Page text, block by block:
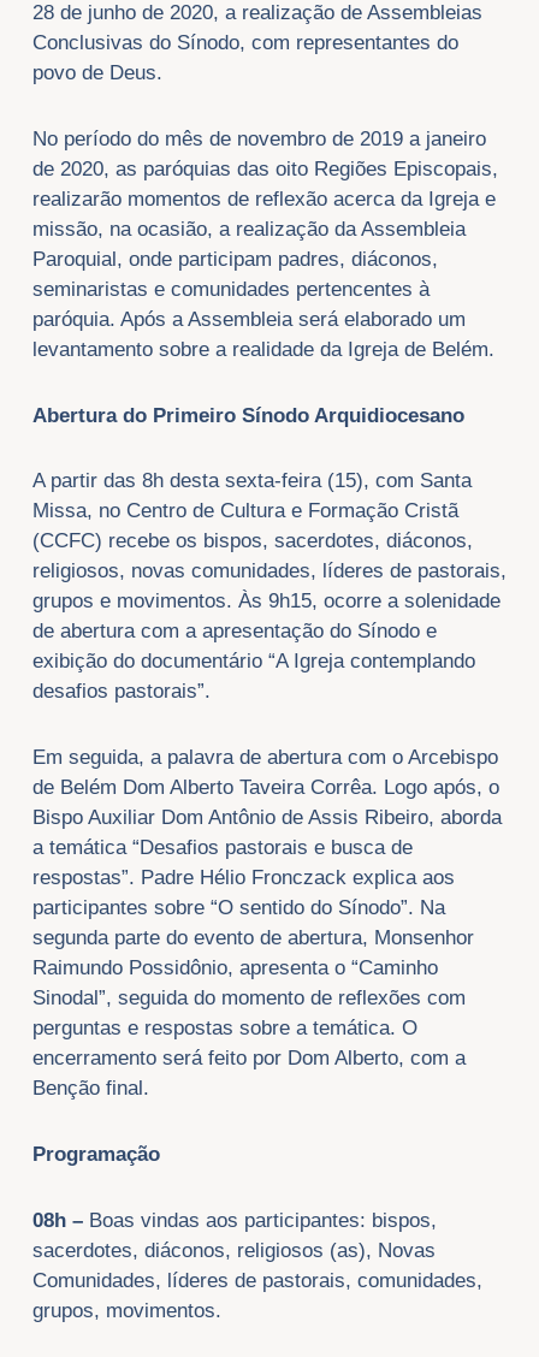
28 de junho de 2020, a realização de Assembleias
Conclusivas do Sínodo, com representantes do
povo de Deus.
No período do mês de novembro de 2019 a janeiro
de 2020, as paróquias das oito Regiões Episcopais,
realizarão momentos de reflexão acerca da Igreja e
missão, na ocasião, a realização da Assembleia
Paroquial, onde participam padres, diáconos,
seminaristas e comunidades pertencentes à
paróquia. Após a Assembleia será elaborado um
levantamento sobre a realidade da Igreja de Belém.
Abertura do Primeiro Sínodo Arquidiocesano
A partir das 8h desta sexta-feira (15), com Santa
Missa, no Centro de Cultura e Formação Cristã
(CCFC) recebe os bispos, sacerdotes, diáconos,
religiosos, novas comunidades, líderes de pastorais,
grupos e movimentos. Às 9h15, ocorre a solenidade
de abertura com a apresentação do Sínodo e
exibição do documentário “A Igreja contemplando
desafios pastorais”.
Em seguida, a palavra de abertura com o Arcebispo
de Belém Dom Alberto Taveira Corrêa. Logo após, o
Bispo Auxiliar Dom Antônio de Assis Ribeiro, aborda
a temática “Desafios pastorais e busca de
respostas”. Padre Hélio Fronczack explica aos
participantes sobre “O sentido do Sínodo”. Na
segunda parte do evento de abertura, Monsenhor
Raimundo Possidônio, apresenta o “Caminho
Sinodal”, seguida do momento de reflexões com
perguntas e respostas sobre a temática. O
encerramento será feito por Dom Alberto, com a
Benção final.
Programação
08h –Boas vindas aos participantes: bispos,
sacerdotes, diáconos, religiosos (as), Novas
Comunidades, líderes de pastorais, comunidades,
grupos, movimentos.